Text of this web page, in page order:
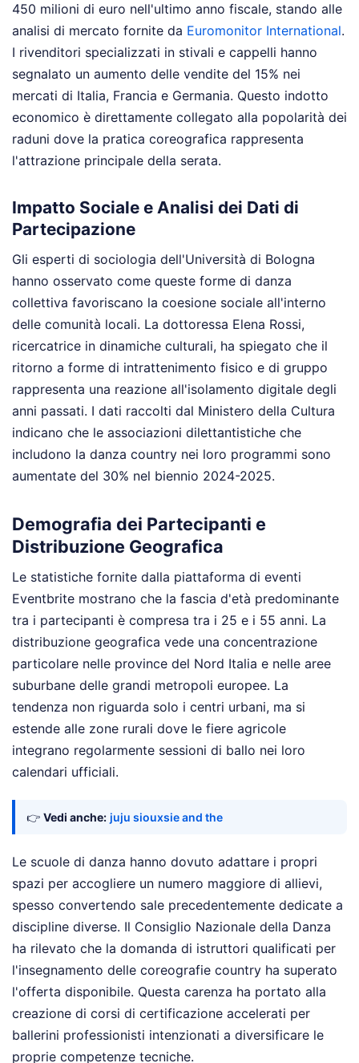
450 milioni di euro nell'ultimo anno fiscale, stando alle
analisi di mercato fornite da Euromonitor International.
I rivenditori specializzati in stivali e cappelli hanno
segnalato un aumento delle vendite del 15% nei
mercati di Italia, Francia e Germania. Questo indotto
economico è direttamente collegato alla popolarità dei
raduni dove la pratica coreografica rappresenta
l'attrazione principale della serata.
Impatto Sociale e Analisi dei Dati di
Partecipazione
Gli esperti di sociologia dell'Università di Bologna
hanno osservato come queste forme di danza
collettiva favoriscano la coesione sociale all'interno
delle comunità locali. La dottoressa Elena Rossi,
ricercatrice in dinamiche culturali, ha spiegato che il
ritorno a forme di intrattenimento fisico e di gruppo
rappresenta una reazione all'isolamento digitale degli
anni passati. I dati raccolti dal Ministero della Cultura
indicano che le associazioni dilettantistiche che
includono la danza country nei loro programmi sono
aumentate del 30% nel biennio 2024-2025.
Demografia dei Partecipanti e
Distribuzione Geografica
Le statistiche fornite dalla piattaforma di eventi
Eventbrite mostrano che la fascia d'età predominante
tra i partecipanti è compresa tra i 25 e i 55 anni. La
distribuzione geografica vede una concentrazione
particolare nelle province del Nord Italia e nelle aree
suburbane delle grandi metropoli europee. La
tendenza non riguarda solo i centri urbani, ma si
estende alle zone rurali dove le fiere agricole
integrano regolarmente sessioni di ballo nei loro
calendari ufficiali.
👉 Vedi anche: juju siouxsie and the
Le scuole di danza hanno dovuto adattare i propri
spazi per accogliere un numero maggiore di allievi,
spesso convertendo sale precedentemente dedicate a
discipline diverse. Il Consiglio Nazionale della Danza
ha rilevato che la domanda di istruttori qualificati per
l'insegnamento delle coreografie country ha superato
l'offerta disponibile. Questa carenza ha portato alla
creazione di corsi di certificazione accelerati per
ballerini professionisti intenzionati a diversificare le
proprie competenze tecniche.